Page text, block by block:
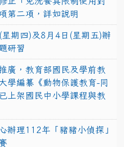
第二項，詳如說明
期四)及8月4日(星期五)辦
研習
廣，教育部國民及學前教
學編纂《動物保護教育-同
上架國民中小學課程與教
辦理112年「豬豬小偵探」